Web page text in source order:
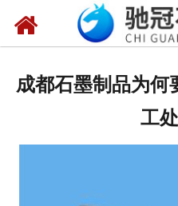
成都石墨制品为何
工